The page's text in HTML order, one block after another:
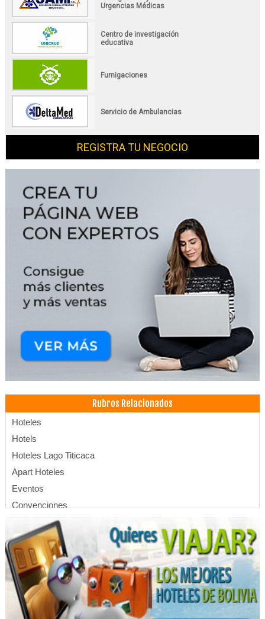
Urgencias Médicas
Centro de investigación
educativa
Fumigaciones
Servicio de Ambulancias
REGISTRA TU NEGOCIO
Rubros Relacionados
Hoteles
Hotels
Hoteles Lago Titicaca
Apart Hoteles
Eventos
Convenciones
Centro de Convenciones
SPA